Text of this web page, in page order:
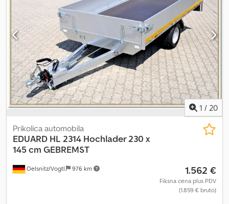
1 / 20
Oelsnitz/Vogtl. 976 km
Prikolica automobila
EDUARD HL 2314 Hochlader 230 x
145 cm GEBREMST
1.562 €
Fiksna cena plus PDV
(1.859 € bruto)